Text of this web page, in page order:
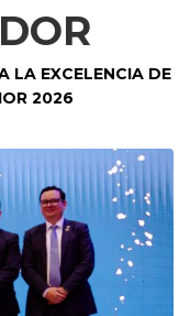
LA EXCELENCIA DE
2026